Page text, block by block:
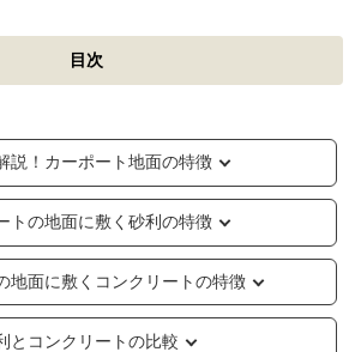
目次
説！カーポート地面の特徴
トの地面に敷く砂利の特徴
地面に敷くコンクリートの特徴
とコンクリートの比較